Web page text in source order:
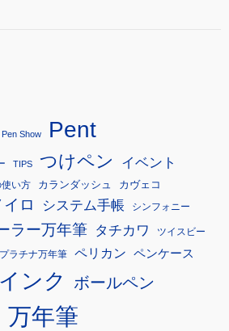
Show Pent
TIPS つけペン イベント
い方 カランダッシュ カヴェコ
ロ システム手帳 シンフォニー
ラー万年筆 タチカワ ツイスビー
プラチナ万年筆 ペリカン ペンケース
ンク ボールペン
万年筆